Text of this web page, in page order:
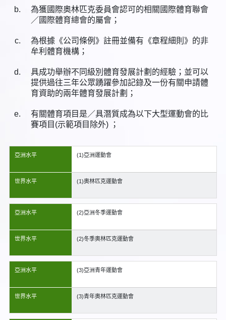
b.
為獲國際奧林匹克委員會認可的相關國際體育聯會
／國際體育總會的屬會；
c.
為根據《公司條例》註冊並備有《章程細則》的非
牟利體育機構；
d.
具成功舉辦不同級別體育發展計劃的經驗；並可以
提供過往三年公眾踴躍參加記錄及一份有關申請體
育資助的兩年體育發展計劃；
e.
有關體育項目是／具潛質成為以下大型運動會的比
賽項目(示範項目除外) ；
亞洲水平 (1)亞洲運動會
世界水平 (1)奧林匹克運動會
亞洲水平 (2)亞洲冬季運動會
世界水平 (2)冬季奧林匹克運動會
亞洲水平 (3)亞洲青年運動會
世界水平 (3)青年奧林匹克運動會